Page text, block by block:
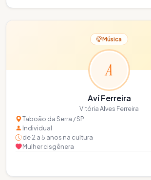
Música
A
Aví Ferreira
Vitória Alves Ferreira
Taboão da Serra / SP
Individual
de 2 a 5 anos na cultura
Mulher cisgênera